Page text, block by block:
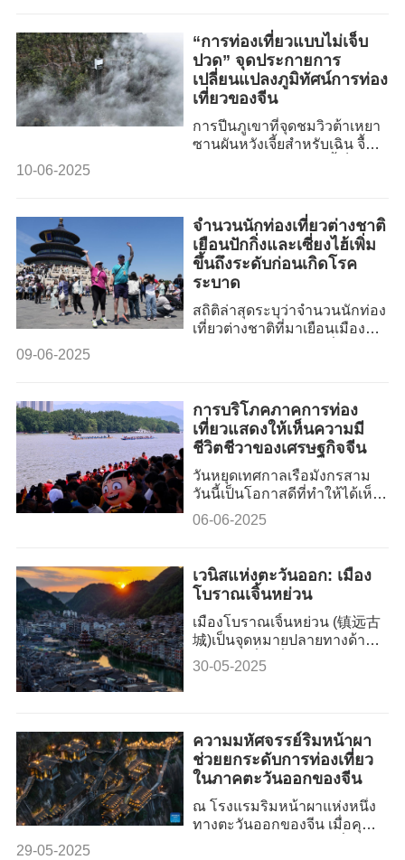
กลางคืนมีเสน่ห์ดึงดูดนักท่อง
เที่ยวจำนวนมากมาเยี่ยมชม
“การท่องเที่ยวแบบไม่เจ็บ
ปวด” จุดประกายการ
เปลี่ยนแปลงภูมิทัศน์การท่อง
เที่ยวของจีน
การปีนภูเขาที่จุดชมวิวต้าเหยา
ซานผันหวังเจี้ยสำหรับเฉิน จื้อ
ผ่านมา เทือกเขาต้าเหยาซาน
ตั้งอยู่ที่เขตปกครองตนเองกว่าง
ซีจ้วง ทางตอนใต้ของจีน มี
ความสูงจากระดับน้ำทะเล
1,000 เมตร
10-06-2025
จำนวนนักท่องเที่ยวต่างชาติ
เยือนปักกิ่งและเซี่ยงไฮ้เพิ่ม
ขึ้นถึงระดับก่อนเกิดโรค
ระบาด
สถิติล่าสุดระบุว่าจำนวนนักท่อง
เที่ยวต่างชาติที่มาเยือนเมือง
09-06-2025
การบริโภคภาคการท่อง
เที่ยวแสดงให้เห็นความมี
ชีวิตชีวาของเศรษฐกิจจีน
วันหยุดเทศกาลเรือมังกรสาม
วันนี้เป็นโอกาสดีที่ทำให้ได้เห็น
ถึงความมีชีวิตชีวาและ
ศักยภาพของภาคการท่องเที่ยว
อุตสาหกรรมหลักเชิง
ยุทธศาสตร์สำหรับเศรษฐกิจที่
ใหญ่เป็นอันดับสองของโลก
06-06-2025
เวนิสแห่งตะวันออก: เมือง
โบราณเจิ้นหย่วน
เมืองโบราณเจิ้นหย่วน (镇远古
城)เป็นจุดหมายปลายทางด้าน
การท่องเที่ยวที่ได้รับความนิยม
ในทางตะวันออกของกุ้ยโจว
30-05-2025
ความมหัศจรรย์ริมหน้าผา
ช่วยยกระดับการท่องเที่ยว
ในภาคตะวันออกของจีน
ณ โรงแรมริมหน้าผาแห่งหนึ่ง
ทางตะวันออกของจีน เมื่อคุณ
29-05-2025